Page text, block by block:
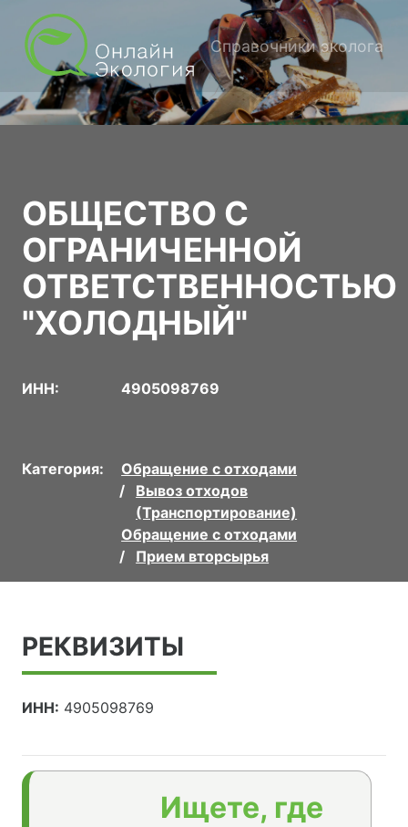
Справочники эколога
ОБЩЕСТВО С
ОГРАНИЧЕННОЙ
ОТВЕТСТВЕННОСТЬЮ
"ХОЛОДНЫЙ"
ИНН: 4905098769
Категория:
Обращение с отходами
Вывоз отходов
(Транспортирование)
Обращение с отходами
Прием вторсырья
РЕКВИЗИТЫ
ИНН: 4905098769
Ищете, где